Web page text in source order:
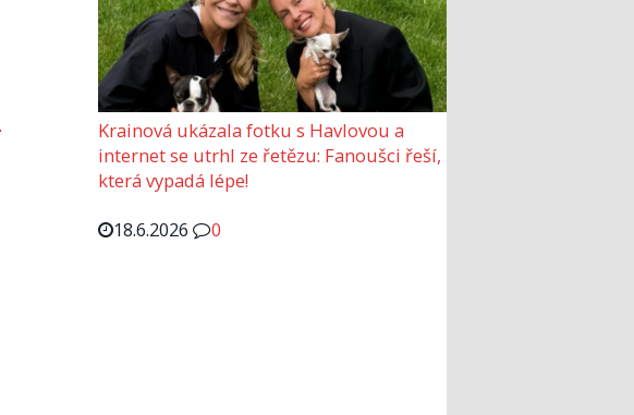
Krainová ukázala fotku s Havlovou a
internet se utrhl ze řetězu: Fanoušci řeší,
která vypadá lépe!
18.6.2026
0